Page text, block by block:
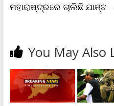
ମହାରାଷ୍ଟ୍ରରେ ଚାଲିଛି ଯାଞ୍ଚ
You May Also